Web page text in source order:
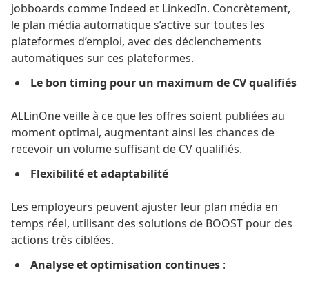
jobboards comme Indeed et LinkedIn. Concrètement,
le plan média automatique s’active sur toutes les
plateformes d’emploi, avec des déclenchements
automatiques sur ces plateformes.
Le bon timing pour un maximum de CV qualifiés
ALLinOneveille à ce que les offres soient publiées au
moment optimal, augmentant ainsi les chances de
recevoir un volume suffisant de CV qualifiés.
Flexibilité et adaptabilité
Les employeurs peuvent ajuster leur plan média en
temps réel, utilisant des solutions de BOOST pour des
actions très ciblées.
Analyse et optimisation continues :